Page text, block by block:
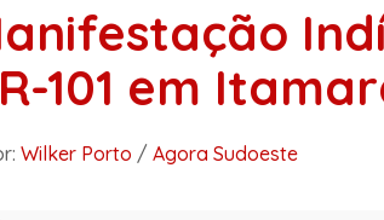
101 em
Wilker Porto / Agora Sudoeste